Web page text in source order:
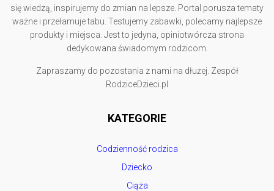
się wiedzą, inspirujemy do zmian na lepsze. Portal porusza tematy
ważne i przełamuje tabu. Testujemy zabawki, polecamy najlepsze
produkty i miejsca. Jest to jedyna, opiniotwórcza strona
dedykowana świadomym rodzicom.
Zapraszamy do pozostania z nami na dłużej. Zespół
RodziceDzieci.pl
KATEGORIE
Codzienność rodzica
Dziecko
Ciąża